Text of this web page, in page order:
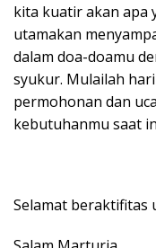
kita kuatir akan apa
utamakan
dalam doa-doamu
syukur. Mulailah
permohonan dan
kebutuhanmu saat
Selamat beraktifitas